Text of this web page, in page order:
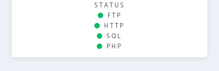
STATUS
FTP
HTTP
SQL
PHP